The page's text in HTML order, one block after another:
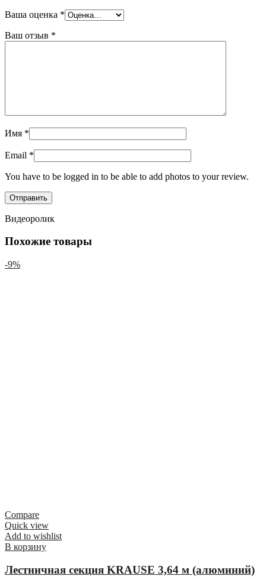
Ваша оценка *
Ваш отзыв *
Имя *
Email *
You have to be logged in to be able to add photos to your review.
Видеоролик
Похожие товары
-9%
Compare
Quick view
Add to wishlist
В корзину
Лестничная секция KRAUSE 3,64 м (алюминий)